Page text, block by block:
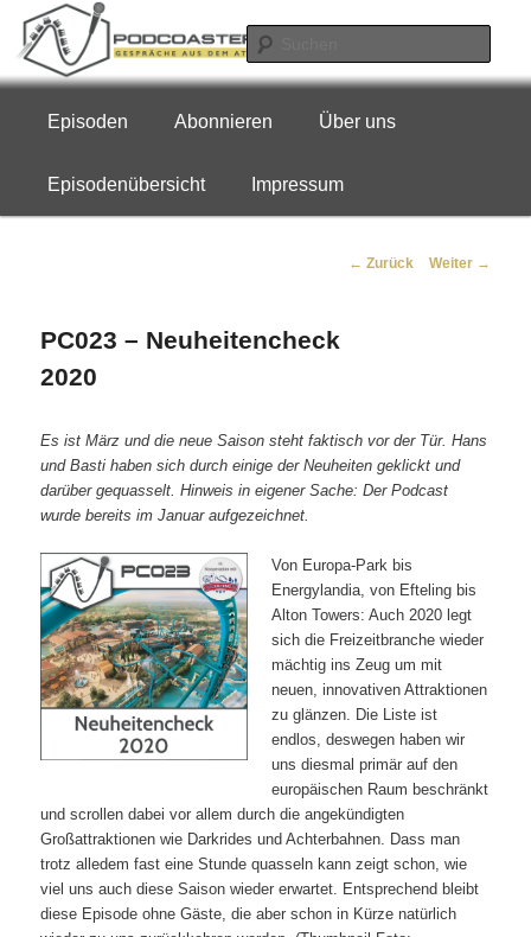
Zum
Inhalt
wechseln
Podcoaster Germany
Gespräche aus dem Attraktionsgeschäft
Episoden Abonnieren Über uns
Episodenübersicht Impressum
Beitragsnavigation
← Zurück Weiter →
PC023 – Neuheitencheck
2020
Es ist März und die neue Saison steht faktisch vor der Tür. Hans
und Basti haben sich durch einige der Neuheiten geklickt und
darüber gequasselt. Hinweis in eigener Sache: Der Podcast
wurde bereits im Januar aufgezeichnet.
Von Europa-Park bis
Energylandia, von Efteling bis
Alton Towers: Auch 2020 legt
sich die Freizeitbranche wieder
mächtig ins Zeug um mit
neuen, innovativen Attraktionen
zu glänzen. Die Liste ist
endlos, deswegen haben wir
uns diesmal primär auf den
europäischen Raum beschränkt
und scrollen dabei vor allem durch die angekündigten
Großattraktionen wie Darkrides und Achterbahnen. Dass man
trotz alledem fast eine Stunde quasseln kann zeigt schon, wie
viel uns auch diese Saison wieder erwartet. Entsprechend bleibt
diese Episode ohne Gäste, die aber schon in Kürze natürlich